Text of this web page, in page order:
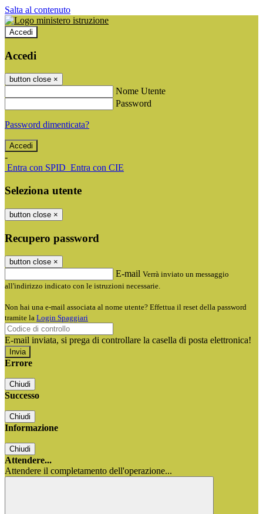
Salta al contenuto
Accedi
Accedi
button close ×
Nome Utente
Password
Password dimenticata?
-
Entra con SPID Entra con CIE
Seleziona utente
button close ×
Recupero password
button close ×
E-mail Verrà inviato un messaggio
all'indirizzo indicato con le istruzioni necessarie.
Non hai una e-mail associata al nome utente? Effettua il reset della password
tramite la Login Spaggiari
E-mail inviata, si prega di controllare la casella di posta elettronica!
Errore
Chiudi
Successo
Chiudi
Informazione
Chiudi
Attendere...
Attendere il completamento dell'operazione...